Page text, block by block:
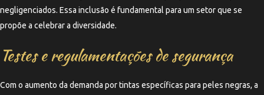
negligenciados. Essa inclusão é fundamental para um setor que se
propõe a celebrar a diversidade.
Testes e regulamentações de segurança
Com o aumento da demanda por tintas específicas para peles negras, a